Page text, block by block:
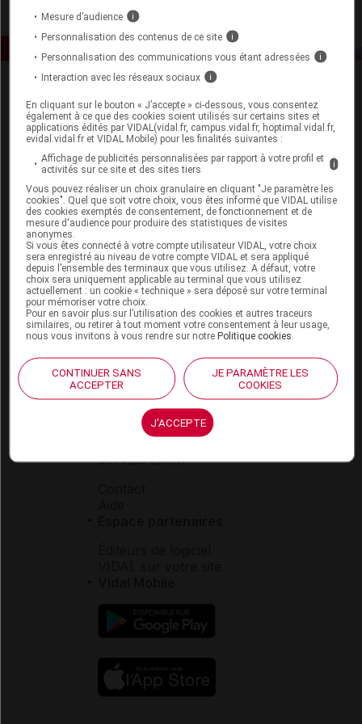
Espace produit
Boutique
VIDAL Expert
VIDAL Hoptimal
eVIDAL
VIDAL Mobile
VIDAL widget
VIDAL Sécurisation
VIDAL e-Services
Espace institutionnel
Qui sommes-nous ?
VIDAL France
Carrières
Charte éthique et
déontologique
Service client
Mesure d’audience i
Personnalisation des contenus de ce site i
Personnalisation des communications vous étant adressées i
Interaction avec les réseaux sociaux i
En cliquant sur le bouton « J’accepte » ci-dessous, vous consentez
également à ce que des cookies soient utilisés sur certains sites et
applications édités par VIDAL(vidal.fr, campus.vidal.fr, hoptimal.vidal.fr,
evidal.vidal.fr et VIDAL Mobile) pour les finalités suivantes :
Affichage de publicités personnalisées par rapport à votre profil et
activités sur ce site et des sites tiers
i
Vous pouvez réaliser un choix granulaire en cliquant "Je paramètre les
cookies". Quel que soit votre choix, vous êtes informé que VIDAL utilise
des cookies exemptés de consentement, de fonctionnement et de
mesure d'audience pour produire des statistiques de visites
anonymes.
Si vous êtes connecté à votre compte utilisateur VIDAL, votre choix
sera enregistré au niveau de votre compte VIDAL et sera appliqué
depuis l’ensemble des terminaux que vous utilisez. A défaut, votre
choix sera uniquement applicable au terminal que vous utilisez
actuellement : un cookie « technique » sera déposé sur votre terminal
pour mémoriser votre choix.
Pour en savoir plus sur l’utilisation des cookies et autres traceurs
similaires, ou retirer à tout moment votre consentement à leur usage,
nous vous invitons à vous rendre sur notrePolitique cookies
CONTINUER SANS
ACCEPTER
JE PARAMÈTRE LES
COOKIES
J'ACCEPTE